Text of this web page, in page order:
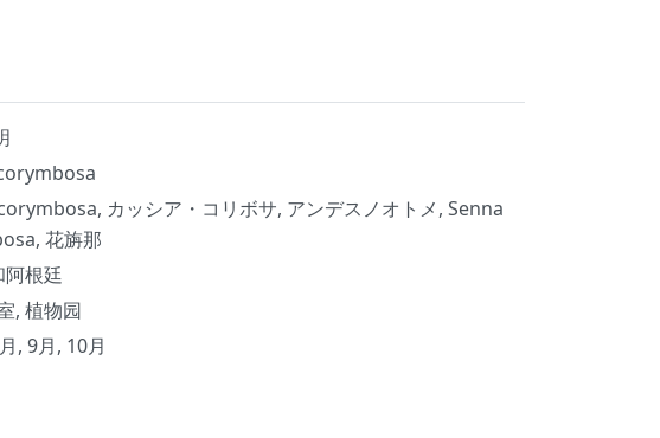
カッシア・コリボサ, アンデスノオトメ, Senna
花旃那
阿根廷
, 植物园
, 9月, 10月